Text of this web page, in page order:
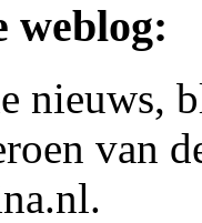
weblog:
nieuws,
van